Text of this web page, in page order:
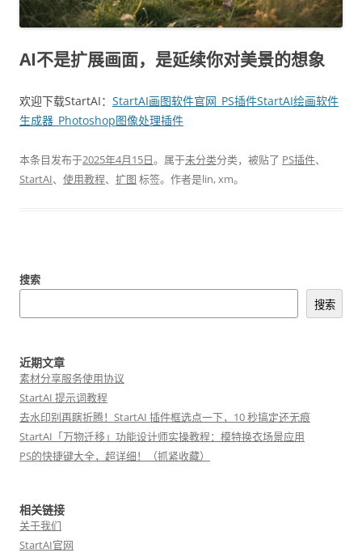
AI不是扩展画面，是延续你对美景的想象
欢迎下载StartAI： StartAI画图软件官网_PS插件StartAI绘画软件
生成器_Photoshop图像处理插件
本条目发布于2025年4月15日。属于未分类分类，被贴了 PS插件、
StartAI、 使用教程、 扩图 标签。 作者是lin, xm。
搜索
搜索
近期文章
素材分享服务使用协议
StartAI 提示词教程
去水印别再瞎折腾！StartAI 插件框选点一下，10 秒搞定还无痕
StartAI「万物迁移」功能设计师实操教程：模特换衣场景应用
PS的快捷键大全，超详细！（抓紧收藏）
相关链接
关于我们
StartAI官网